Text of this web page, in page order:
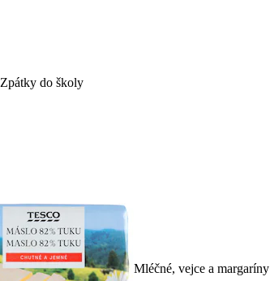
Zpátky do školy
Mléčné, vejce a margaríny